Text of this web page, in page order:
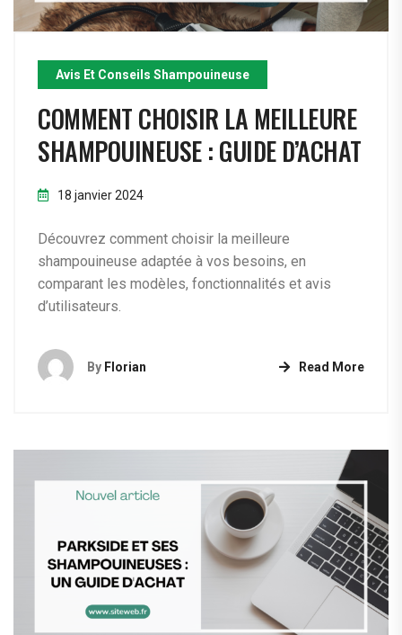
Avis Et Conseils Shampouineuse
COMMENT CHOISIR LA MEILLEURE
SHAMPOUINEUSE : GUIDE D’ACHAT
18 janvier 2024
Découvrez comment choisir la meilleure
shampouineuse adaptée à vos besoins, en
comparant les modèles, fonctionnalités et avis
d’utilisateurs.
By Florian Read More